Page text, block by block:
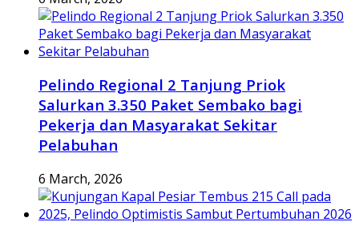
Pelindo Regional 2 Tanjung Priok
Salurkan 3.350 Paket Sembako bagi
Pekerja dan Masyarakat Sekitar
Pelabuhan
6 March, 2026